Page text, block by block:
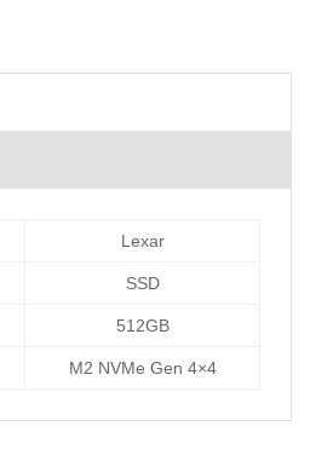
Lexar
SSD
512GB
M2 NVMe Gen 4×4